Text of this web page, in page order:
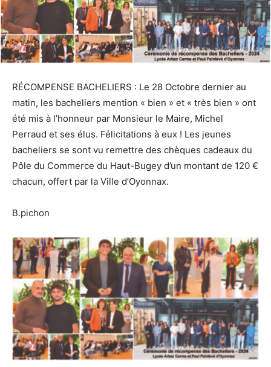
RÉCOMPENSE BACHELIERS : Le 28 Octobre dernier au
matin, les bacheliers mention « bien » et « très bien » ont
été mis à l’honneur par Monsieur le Maire, Michel
Perraud et ses élus. Félicitations à eux ! Les jeunes
bacheliers se sont vu remettre des chèques cadeaux du
Pôle du Commerce du Haut-Bugey d’un montant de 120 €
chacun, offert par la Ville d’Oyonnax.
B.pichon